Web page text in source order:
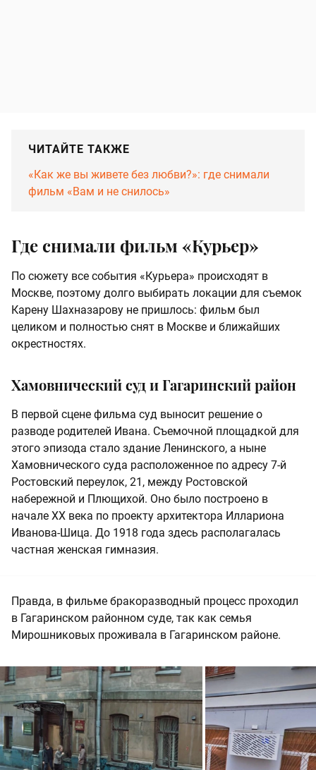
ЧИТАЙТЕ ТАКЖЕ
«Как же вы живете без любви?»: где снимали
фильм «Вам и не снилось»
Где снимали фильм «Курьер»
По сюжету все события «Курьера» происходят в
Москве, поэтому долго выбирать локации для съемок
Карену Шахназарову не пришлось: фильм был
целиком и полностью снят в Москве и ближайших
окрестностях.
Хамовнический суд и Гагаринский район
В первой сцене фильма суд выносит решение о
разводе родителей Ивана. Съемочной площадкой для
этого эпизода стало здание Ленинского, а ныне
Хамовнического суда расположенное по адресу 7-й
Ростовский переулок, 21, между Ростовской
набережной и Плющихой. Оно было построено в
начале XX века по проекту архитектора Иллариона
Иванова-Шица. До 1918 года здесь располагалась
частная женская гимназия.
Правда, в фильме бракоразводный процесс проходил
в Гагаринском районном суде, так как семья
Мирошниковых проживала в Гагаринском районе.